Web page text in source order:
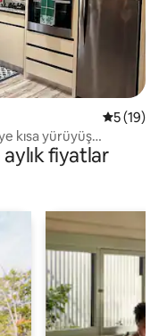
55 (19)
kısa yürüyüş
fiyatlar